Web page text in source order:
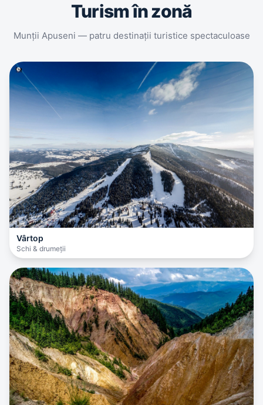
Turism în zonă
Munții Apuseni — patru destinații turistice spectaculoase
Vârtop
Schi & drumeții